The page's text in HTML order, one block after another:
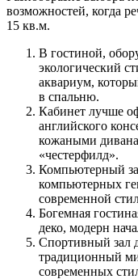
возможностей, когда
15 кв.м.
В гостиной,
экологический
аквариум,
в спальню.
Кабинет лучше
английского
кожаными
«честерфилд».
Компьютерный
компьютерных
современной
Богемная
деко, модерн
Спортивный зал
традиционный
современных